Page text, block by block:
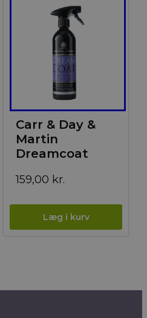
Carr & Day &
Martin
Dreamcoat
159,00 kr.